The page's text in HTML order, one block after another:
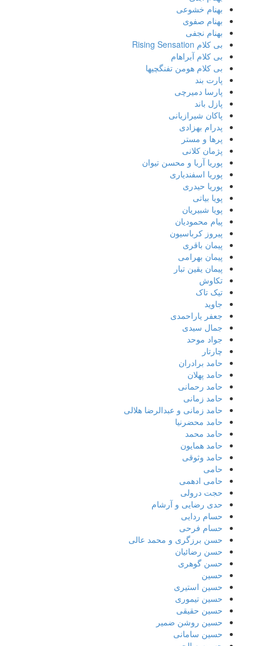
بهنام خشوعی
بهنام صفوی
بهنام نجفی
بی کلام Rising Sensation
بی کلام آبراهام
بی کلام هومن تفنگچیها
پارت بند
پارسا دمیرچی
پازل باند
پاکان شیرازیانی
پدرام بهزادی
پرها و مستر
پژمان کلانی
پوریا آریا و محسن تیوان
پوریا اسفندیاری
پوریا حیدری
پویا بیاتی
پویا شبیریان
پیام محمودیان
پیروز کرباسیون
پیمان باقری
پیمان بهرامی
پیمان یقین تبار
تکاوش
تیک تاک
جاوید
جعفر یاراحمدی
جمال سیدی
جواد موحد
چارتار
حامد برادران
حامد پهلان
حامد رحمانی
حامد زمانی
حامد زمانی و عبدالرضا هلالی
حامد محضرنیا
حامد محمد
حامد همایون
حامد وثوقی
حامی
حامی ادهمی
حجت درولی
حدی رضایی و آرشام
حسام ردایی
حسام فرحی
حسن برزگری و محمد عالی
حسن رضائیان
حسن گوهری
حسین
حسین استیری
حسین تیموری
حسین حقیقی
حسین روشن ضمیر
حسین سامانی